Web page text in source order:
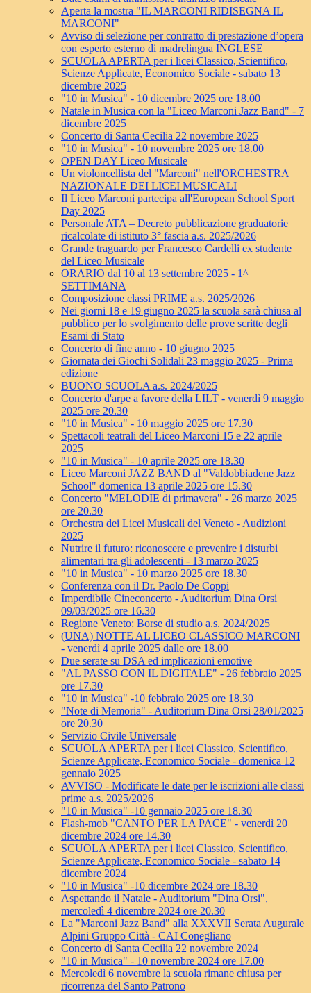
Aperta la mostra "IL MARCONI RIDISEGNA IL
MARCONI"
Avviso di selezione per contratto di prestazione d’opera
con esperto esterno di madrelingua INGLESE
SCUOLA APERTA per i licei Classico, Scientifico,
Scienze Applicate, Economico Sociale - sabato 13
dicembre 2025
"10 in Musica" - 10 dicembre 2025 ore 18.00
Natale in Musica con la "Liceo Marconi Jazz Band" - 7
dicembre 2025
Concerto di Santa Cecilia 22 novembre 2025
"10 in Musica" - 10 novembre 2025 ore 18.00
OPEN DAY Liceo Musicale
Un violoncellista del "Marconi" nell'ORCHESTRA
NAZIONALE DEI LICEI MUSICALI
Il Liceo Marconi partecipa all'European School Sport
Day 2025
Personale ATA – Decreto pubblicazione graduatorie
ricalcolate di istituto 3° fascia a.s. 2025/2026
Grande traguardo per Francesco Cardelli ex studente
del Liceo Musicale
ORARIO dal 10 al 13 settembre 2025 - 1^
SETTIMANA
Composizione classi PRIME a.s. 2025/2026
Nei giorni 18 e 19 giugno 2025 la scuola sarà chiusa al
pubblico per lo svolgimento delle prove scritte degli
Esami di Stato
Concerto di fine anno - 10 giugno 2025
Giornata dei Giochi Solidali 23 maggio 2025 - Prima
edizione
BUONO SCUOLA a.s. 2024/2025
Concerto d'arpe a favore della LILT - venerdì 9 maggio
2025 ore 20.30
"10 in Musica" - 10 maggio 2025 ore 17.30
Spettacoli teatrali del Liceo Marconi 15 e 22 aprile
2025
"10 in Musica" - 10 aprile 2025 ore 18.30
Liceo Marconi JAZZ BAND al "Valdobbiadene Jazz
School" domenica 13 aprile 2025 ore 15.30
Concerto "MELODIE di primavera" - 26 marzo 2025
ore 20.30
Orchestra dei Licei Musicali del Veneto - Audizioni
2025
Nutrire il futuro: riconoscere e prevenire i disturbi
alimentari tra gli adolescenti - 13 marzo 2025
"10 in Musica" - 10 marzo 2025 ore 18.30
Conferenza con il Dr. Paolo De Coppi
Imperdibile Cineconcerto - Auditorium Dina Orsi
09/03/2025 ore 16.30
Regione Veneto: Borse di studio a.s. 2024/2025
(UNA) NOTTE AL LICEO CLASSICO MARCONI
- venerdì 4 aprile 2025 dalle ore 18.00
Due serate su DSA ed implicazioni emotive
"AL PASSO CON IL DIGITALE" - 26 febbraio 2025
ore 17.30
"10 in Musica" -10 febbraio 2025 ore 18.30
"Note di Memoria" - Auditorium Dina Orsi 28/01/2025
ore 20.30
Servizio Civile Universale
SCUOLA APERTA per i licei Classico, Scientifico,
Scienze Applicate, Economico Sociale - domenica 12
gennaio 2025
AVVISO - Modificate le date per le iscrizioni alle classi
prime a.s. 2025/2026
"10 in Musica" -10 gennaio 2025 ore 18.30
Flash-mob "CANTO PER LA PACE" - venerdì 20
dicembre 2024 ore 14.30
SCUOLA APERTA per i licei Classico, Scientifico,
Scienze Applicate, Economico Sociale - sabato 14
dicembre 2024
"10 in Musica" -10 dicembre 2024 ore 18.30
Aspettando il Natale - Auditorium "Dina Orsi",
mercoledì 4 dicembre 2024 ore 20.30
La "Marconi Jazz Band" alla XXXVII Serata Augurale
Alpini Gruppo Città - CAI Conegliano
Concerto di Santa Cecilia 22 novembre 2024
"10 in Musica" - 10 novembre 2024 ore 17.00
Mercoledì 6 novembre la scuola rimane chiusa per
ricorrenza del Santo Patrono